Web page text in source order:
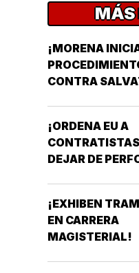
MÁS
¡MORENA
CONTRA
ADULTOS
¡ORDENA EU A
CONTRATISTAS
DEJAR DE
NUEVO
¡EXHIBEN
EN CARRERA
MAGISTERIAL!